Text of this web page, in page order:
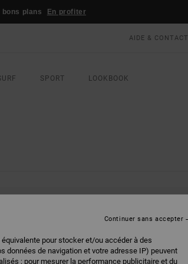
plans En profiter
AIDE & CONTACT
SPORT LOOKBOOK
DE RETOUR
pour stocker et/ou accéder à des
données de navigation et votre adresse IP) peuvent
; pour mesurer la performance publicitaire et du
Continuer sans accepter